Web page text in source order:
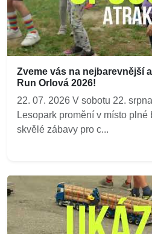
Zveme vás na nejbarevnější
Run Orlová 2026!
22. 07. 2026 V sobotu 22.
Lesopark promění v místo plné
skvělé zábavy pro c...